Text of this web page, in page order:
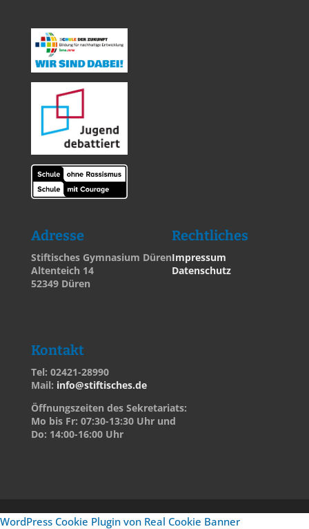
Adresse
Stiftisches Gymnasium Düren
Altenteich 14
52349 Düren
Rechtliches
Impressum
Datenschutz
Kontakt
Tel: 02421-28990
Mail: info@stiftisches.de
Öffnungszeiten des Sekretariats:
Mo bis Fr: 07:30-13:30 Uhr und
Do: 14:00-16:00 Uhr
WordPress Cookie Plugin von Real Cookie Banner